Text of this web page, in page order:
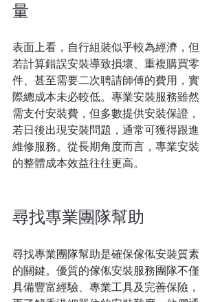
量
表面上看，自行組裝似乎較為經濟，但
若計算錯誤安裝導致損壞、重複購買零
件、甚至需要二次聘請師傅的費用，實
際總成本未必較低。專業安裝服務雖然
需支付安裝費，但多數提供安裝保證，
若日後出現安裝問題，通常可獲得跟進
維修服務。從長期角度而言，專業安裝
的整體成本效益往往更高。
尋找專業團隊幫助
尋找專業團隊幫助是確保傢俬安裝質素
的關鍵。優質的傢俬安裝服務團隊不僅
具備豐富經驗、專業工具及完善保險，